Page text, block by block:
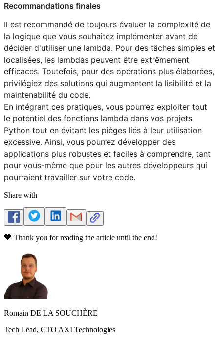
Recommandations finales
Il est recommandé de toujours évaluer la complexité de
la logique que vous souhaitez implémenter avant de
décider d'utiliser une lambda. Pour des tâches simples et
localisées, les lambdas peuvent être extrêmement
efficaces. Toutefois, pour des opérations plus élaborées,
privilégiez des solutions qui augmentent la lisibilité et la
maintenabilité du code.
En intégrant ces pratiques, vous pourrez exploiter tout
le potentiel des fonctions lambda dans vos projets
Python tout en évitant les pièges liés à leur utilisation
excessive. Ainsi, vous pourrez développer des
applications plus robustes et faciles à comprendre, tant
pour vous-même que pour les autres développeurs qui
pourraient travailler sur votre code.
Share with
💙 Thank you for reading the article until the end!
Romain DE LA SOUCHÈRE
Tech Lead, CTO AXI Technologies